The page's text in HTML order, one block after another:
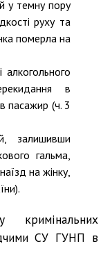
у темну пору
руху та
померла на
в
пасажир (ч. 3
залишивши
гальма,
на жінку,
кримінальних
СУ ГУНП в